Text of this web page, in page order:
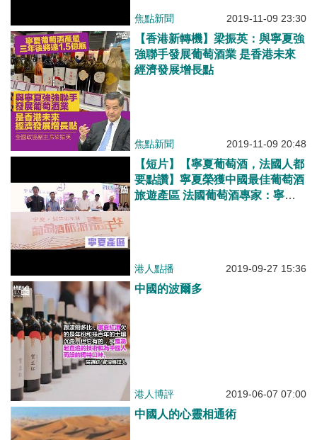
焦點新聞 2019-11-09 23:30
【香港新轉機】梁振英：與寧夏強
強聯手發展葡萄酒業 是香港未來
經濟發展增長點
焦點新聞 2019-11-09 20:48
【短片】【寧夏葡萄酒，法國人都
要點讚】寧夏榮獲中國最佳葡萄酒
旅遊產區 法國葡萄酒專家：寧夏
港人點播 2019-09-27 15:36
中國的波爾多
港人博評 2019-06-07 07:00
中國人的心靈相通術